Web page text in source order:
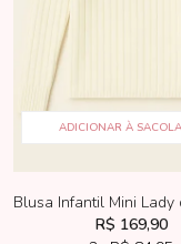
ADICIONAR À SACOLA
R$ 169,90